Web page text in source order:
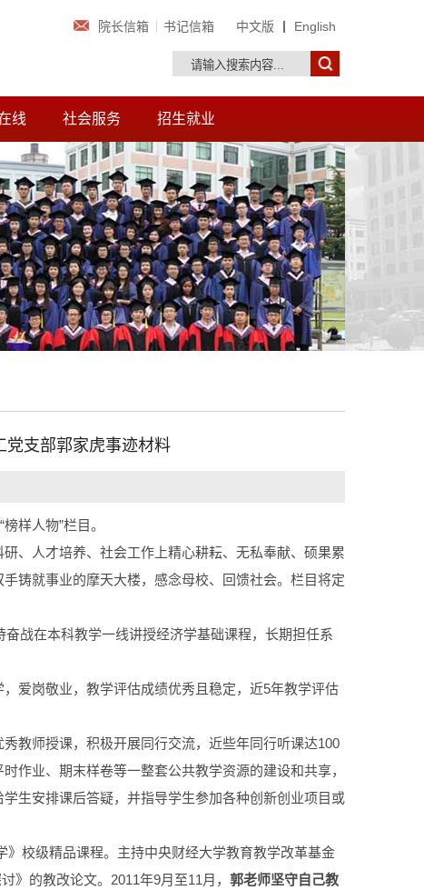
院长信箱 书记信箱 中文版 English
线 社会服务 招生就业
支部郭家虎事迹材料
样人物”栏目。
、人才培养、社会工作上精心耕耘、无私奉献、硕果累
铸就事业的摩天大楼，感念母校、回馈社会。栏目将定
战在本科教学一线讲授经济学基础课程，长期担任系
爱岗敬业，教学评估成绩优秀且稳定，近5年教学评估
教师授课，积极开展同行交流，近些年同行听课达100
作业、期末样卷等一整套公共教学资源的建设和共享，
生安排课后答疑，并指导学生参加各种创新创业项目或
校级精品课程。主持中央财经大学教育教学改革基金
》的教改论文。2011年9月至11月， 郭老师坚守自己教